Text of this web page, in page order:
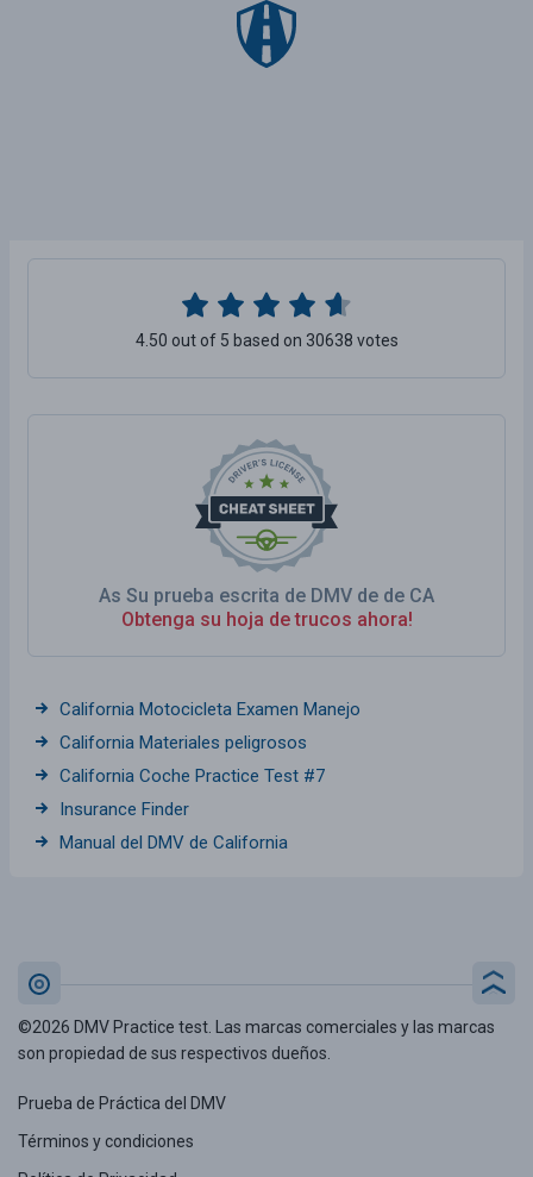
As Su prueba escrita de DMV de de CA
Obtenga su hoja de trucos ahora!
4.50 out of 5 based on 30638 votes
California Motocicleta Examen Manejo
California Materiales peligrosos
California Coche Practice Test #7
Insurance Finder
Manual del DMV de California
©2026 DMV Practice test. Las marcas comerciales y las marcas
son propiedad de sus respectivos dueños.
Prueba de Práctica del DMV
Términos y condiciones